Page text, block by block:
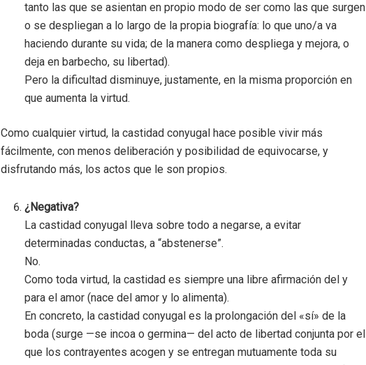
tanto las que se asientan en propio modo de ser como las que surgen
o se despliegan a lo largo de la propia biografía: lo que uno/a va
haciendo durante su vida; de la manera como despliega y mejora, o
deja en barbecho, su libertad).
Pero la dificultad disminuye, justamente, en la misma proporción en
que aumenta la virtud.
Como cualquier virtud, la castidad conyugal hace posible vivir más
fácilmente, con menos deliberación y posibilidad de equivocarse, y
disfrutando más, los actos que le son propios.
¿Negativa?
La castidad conyugal lleva sobre todo a negarse, a evitar
determinadas conductas, a “abstenerse”.
No.
Como toda virtud, la castidad es siempre una libre afirmación del y
para el amor (nace del amor y lo alimenta).
En concreto, la castidad conyugal es la prolongación del «sí» de la
boda (surge —se incoa o germina— del acto de libertad conjunta por el
que los contrayentes acogen y se entregan mutuamente toda su